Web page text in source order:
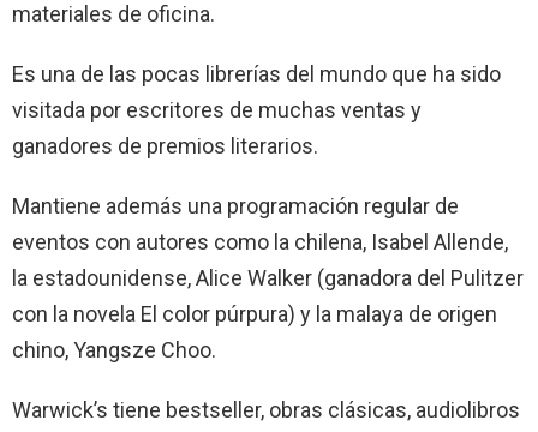
materiales de oficina.
Es una de las pocas librerías del mundo que ha sido
visitada por escritores de muchas ventas y
ganadores de premios literarios.
Mantiene además una programación regular de
eventos con autores como la chilena, Isabel Allende,
la estadounidense, Alice Walker (ganadora del Pulitzer
con la novela El color púrpura) y la malaya de origen
chino, Yangsze Choo.
Warwick’s tiene bestseller, obras clásicas, audiolibros